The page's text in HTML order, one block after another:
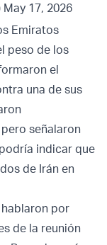
May 17, 2026
Emiratos
peso de los
el
una de sus
señalaron
indicar que
de Irán en
hablaron por
de la reunión